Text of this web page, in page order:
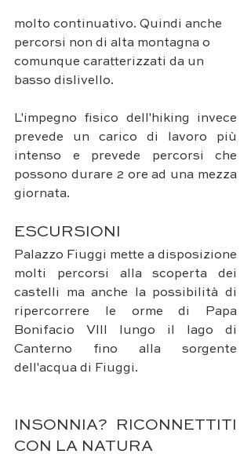
molto continuativo. Quindi anche
percorsi non di alta montagna o
comunque caratterizzati da un
basso dislivello.
L'impegno fisico dell'hiking invece
prevede un carico di lavoro più
intenso e prevede percorsi che
possono durare 2 ore ad una mezza
giornata.
ESCURSIONI
Palazzo Fiuggi mette a disposizione
molti percorsi alla scoperta dei
castelli ma anche la possibilità di
ripercorrere le orme di Papa
Bonifacio VIII lungo il lago di
Canterno fino alla sorgente
dell'acqua di Fiuggi.
INSONNIA? RICONNETTITI
CON LA NATURA